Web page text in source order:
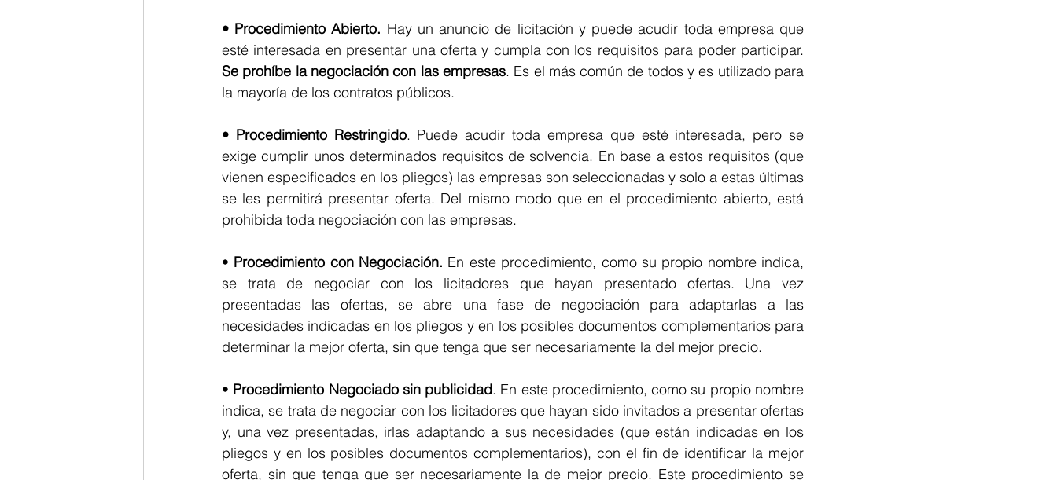
• Procedimiento Abierto. Hay un anuncio de licitación y puede acudir toda empresa que
Se prohíbe la negociación con las empresas. Es el más común de todos y es utilizado para
la mayoría de los contratos públicos.
• Procedimiento Restringido. Puede acudir toda empresa que esté interesada, pero se
exige cumplir unos determinados requisitos de solvencia. En base a estos requisitos (que
vienen especificados en los pliegos) las empresas son seleccionadas y solo a estas últimas
se les permitirá presentar oferta. Del mismo modo que en el procedimiento abierto, está
prohibida toda negociación con las empresas.
• Procedimiento con Negociación. En este procedimiento, como su propio nombre indica,
se trata de negociar con los licitadores que hayan presentado ofertas. Una vez
presentadas las ofertas, se abre una fase de negociación para adaptarlas a las
necesidades indicadas en los pliegos y en los posibles documentos complementarios para
determinar la mejor oferta, sin que tenga que ser necesariamente la del mejor precio.
• Procedimiento Negociado sin publicidad. En este procedimiento, como su propio nombre
indica, se trata de negociar con los licitadores que hayan sido invitados a presentar ofertas
y, una vez presentadas, irlas adaptando a sus necesidades (que están indicadas en los
pliegos y en los posibles documentos complementarios), con el fin de identificar la mejor
oferta, sin que tenga que ser necesariamente la de mejor precio. Este procedimiento se